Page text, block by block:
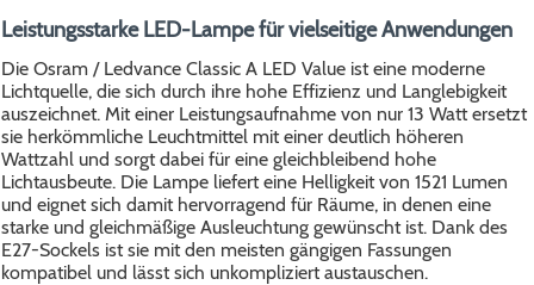
Leistungsstarke LED-Lampe für vielseitige Anwendungen
Die Osram / Ledvance Classic A LED Value ist eine moderne
Lichtquelle, die sich durch ihre hohe Effizienz und Langlebigkeit
auszeichnet. Mit einer Leistungsaufnahme von nur 13 Watt ersetzt
sie herkömmliche Leuchtmittel mit einer deutlich höheren
Wattzahl und sorgt dabei für eine gleichbleibend hohe
Lichtausbeute. Die Lampe liefert eine Helligkeit von 1521 Lumen
und eignet sich damit hervorragend für Räume, in denen eine
starke und gleichmäßige Ausleuchtung gewünscht ist. Dank des
E27-Sockels ist sie mit den meisten gängigen Fassungen
kompatibel und lässt sich unkompliziert austauschen.